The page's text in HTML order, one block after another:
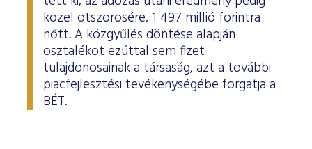
közel ötszörösére, 1 497 millió forintra
nőtt. A közgyűlés döntése alapján
osztalékot ezúttal sem fizet
tulajdonosainak a társaság, azt a további
piacfejlesztési tevékenységébe forgatja a
BÉT.